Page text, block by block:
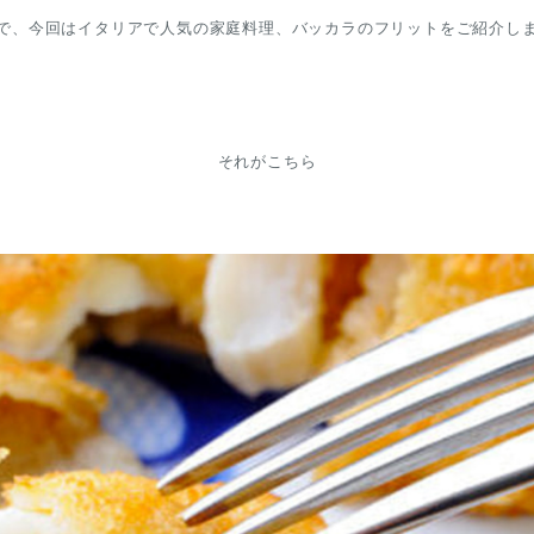
、今回はイタリアで人気の家庭料理、バッカラのフリットをご紹介し
それがこちら